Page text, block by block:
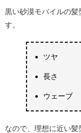
黒い砂漠モバイルの
す。
ツヤ
長さ
ウェーブ
なので、理想に近い